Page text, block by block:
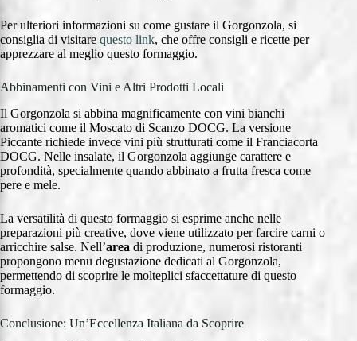
Per ulteriori informazioni su come gustare il Gorgonzola, si
consiglia di visitare questo link, che offre consigli e ricette per
apprezzare al meglio questo formaggio.
Abbinamenti con Vini e Altri Prodotti Locali
Il Gorgonzola si abbina magnificamente con vini bianchi
aromatici come il Moscato di Scanzo DOCG. La versione
Piccante richiede invece vini più strutturati come il Franciacorta
DOCG. Nelle insalate, il Gorgonzola aggiunge carattere e
profondità, specialmente quando abbinato a frutta fresca come
pere e mele.
La versatilità di questo formaggio si esprime anche nelle
preparazioni più creative, dove viene utilizzato per farcire carni o
arricchire salse. Nell’area di produzione, numerosi ristoranti
propongono menu degustazione dedicati al Gorgonzola,
permettendo di scoprire le molteplici sfaccettature di questo
formaggio.
Conclusione: Un’Eccellenza Italiana da Scoprire